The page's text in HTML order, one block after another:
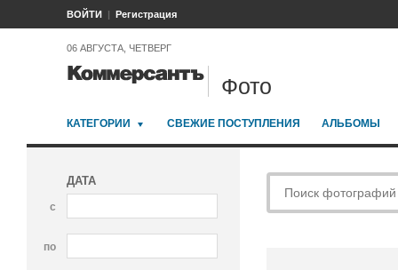
ВОЙТИ Регистрация
06 АВГУСТА, ЧЕТВЕРГ
Фото
КАТЕГОРИИ СВЕЖИЕ ПОСТУПЛЕНИЯ АЛЬБОМЫ
ДАТА
с
по